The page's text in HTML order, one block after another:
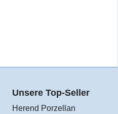
Unsere Top-Seller
Herend Porzellan